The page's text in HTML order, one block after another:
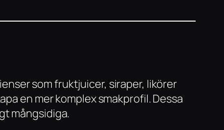
som fruktjuicer, siraper, likörer
en mer komplex smakprofil. Dessa
mångsidiga.